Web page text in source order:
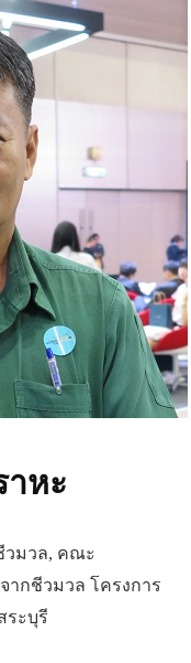
าหะ
วมวล, คณะ
ากชีวมวล โครงการ
ะบุรี